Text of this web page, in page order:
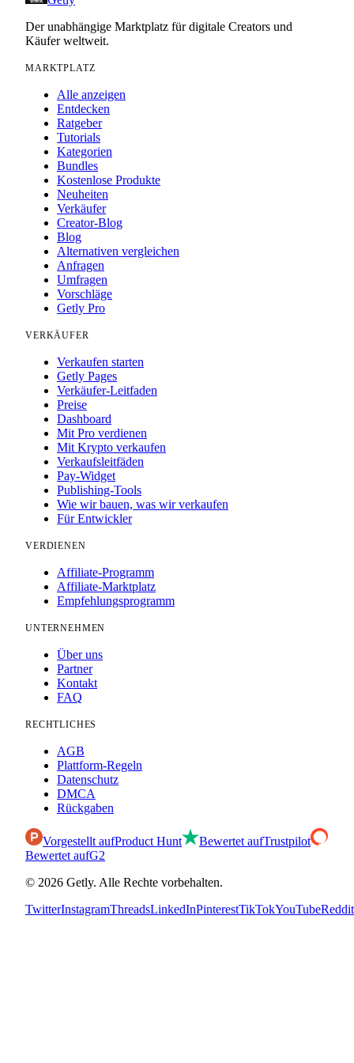
Der unabhängige Marktplatz für digitale Creators und
Käufer weltweit.
MARKTPLATZ
Alle anzeigen
Entdecken
Ratgeber
Tutorials
Kategorien
Bundles
Kostenlose Produkte
Neuheiten
Verkäufer
Creator-Blog
Blog
Alternativen vergleichen
Anfragen
Umfragen
Vorschläge
Getly Pro
VERKÄUFER
Verkaufen starten
Getly Pages
Verkäufer-Leitfaden
Preise
Dashboard
Mit Pro verdienen
Mit Krypto verkaufen
Verkaufsleitfäden
Pay-Widget
Publishing-Tools
Wie wir bauen, was wir verkaufen
Für Entwickler
VERDIENEN
Affiliate-Programm
Affiliate-Marktplatz
Empfehlungsprogramm
UNTERNEHMEN
Über uns
Partner
Kontakt
FAQ
RECHTLICHES
AGB
Plattform-Regeln
Datenschutz
DMCA
Rückgaben
Vorgestellt aufProduct Hunt Bewertet aufTrustpilot
Bewertet aufG2
© 2026 Getly. Alle Rechte vorbehalten.
TwitterInstagramThreadsLinkedInPinterestTikTokYouTubeReddit